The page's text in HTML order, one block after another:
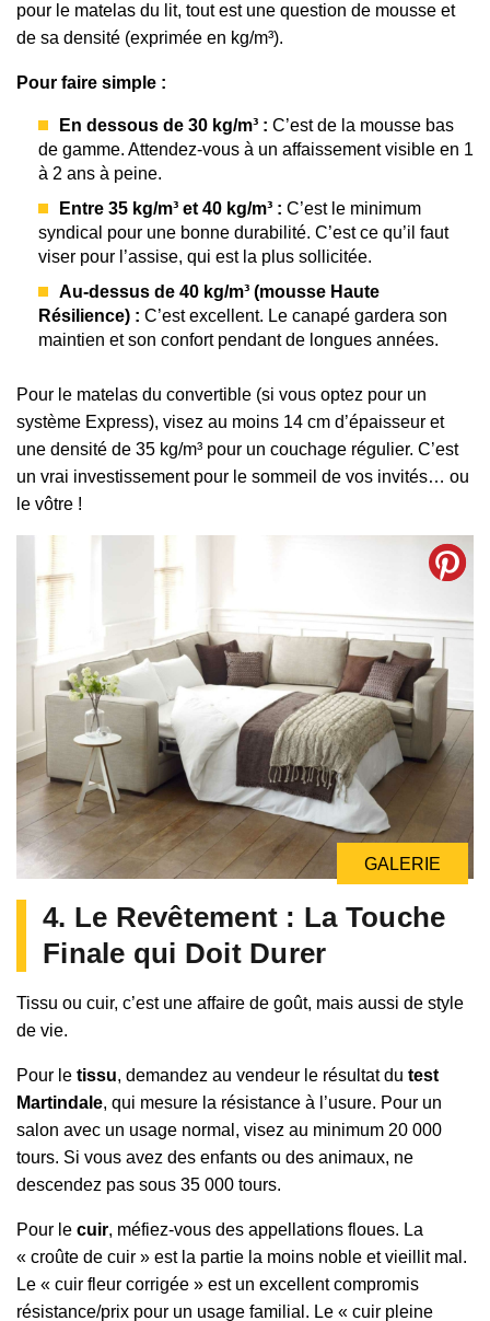
pour le matelas du lit, tout est une question de mousse et
de sa densité (exprimée en kg/m³).
Pour faire simple :
En dessous de 30 kg/m³ : C’est de la mousse bas
de gamme. Attendez-vous à un affaissement visible en 1
à 2 ans à peine.
Entre 35 kg/m³ et 40 kg/m³ : C’est le minimum
syndical pour une bonne durabilité. C’est ce qu’il faut
viser pour l’assise, qui est la plus sollicitée.
Au-dessus de 40 kg/m³ (mousse Haute
Résilience) : C’est excellent. Le canapé gardera son
maintien et son confort pendant de longues années.
Pour le matelas du convertible (si vous optez pour un
système Express), visez au moins 14 cm d’épaisseur et
une densité de 35 kg/m³ pour un couchage régulier. C’est
un vrai investissement pour le sommeil de vos invités… ou
le vôtre !
GALERIE
4. Le Revêtement : La Touche
Finale qui Doit Durer
Tissu ou cuir, c’est une affaire de goût, mais aussi de style
de vie.
Pour le tissu, demandez au vendeur le résultat du test
Martindale, qui mesure la résistance à l’usure. Pour un
salon avec un usage normal, visez au minimum 20 000
tours. Si vous avez des enfants ou des animaux, ne
descendez pas sous 35 000 tours.
Pour le cuir, méfiez-vous des appellations floues. La
« croûte de cuir » est la partie la moins noble et vieillit mal.
Le « cuir fleur corrigée » est un excellent compromis
résistance/prix pour un usage familial. Le « cuir pleine